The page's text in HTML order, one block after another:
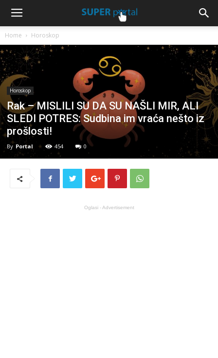
Home Horoskop
Horoskop
Rak – MISLILI SU DA SU NAŠLI MIR, ALI
SLEDI POTRES: Sudbina im vraća nešto iz
prošlosti!
By Portal 454 0
Oglasi - Advertisement